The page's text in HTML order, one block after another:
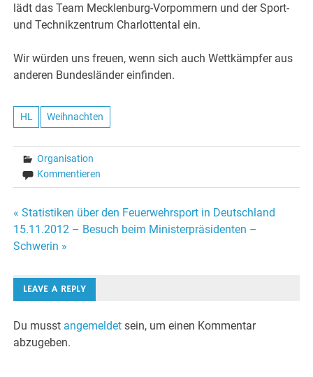
lädt das Team Mecklenburg-Vorpommern und der Sport-
und Technikzentrum Charlottental ein.
Wir würden uns freuen, wenn sich auch Wettkämpfer aus
anderen Bundesländer einfinden.
HL Weihnachten
Organisation
Kommentieren
Beitragsnavigation
« Statistiken über den Feuerwehrsport in Deutschland
15.11.2012 – Besuch beim Ministerpräsidenten –
Schwerin »
LEAVE A REPLY
Du musst angemeldet sein, um einen Kommentar
abzugeben.